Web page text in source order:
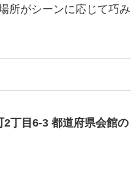
所がシーンに応じて巧み
2丁目6-3 都道府県会館の